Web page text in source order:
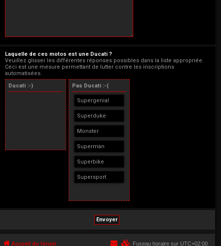
Laquelle de ces motos est une Ducati ?
Veuillez glisser les différentes réponses possibles dans la liste appropriée.
Ceci est une mesure permettant de lutter contre les inscriptions
automatisées.
Ducati :-)
Pas Ducati :-(
Supergenial
Superduke
Monster
Superman
Superbike
Supersport
Accueil du forum Fuseau horaire sur UTC+02:00